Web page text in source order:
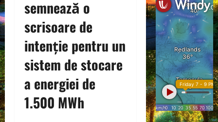
semnează o
scrisoare de
intenție pentru un
sistem de stocare
a energiei de
1.500 MWh